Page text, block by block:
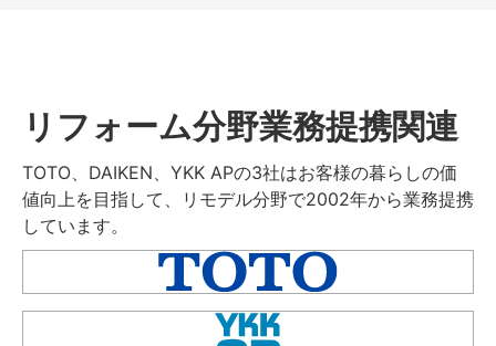
リフォーム分野業務提携関連
TOTO、DAIKEN、YKK APの3社はお客様の暮らしの価
値向上を目指して、リモデル分野で2002年から業務提携
しています。